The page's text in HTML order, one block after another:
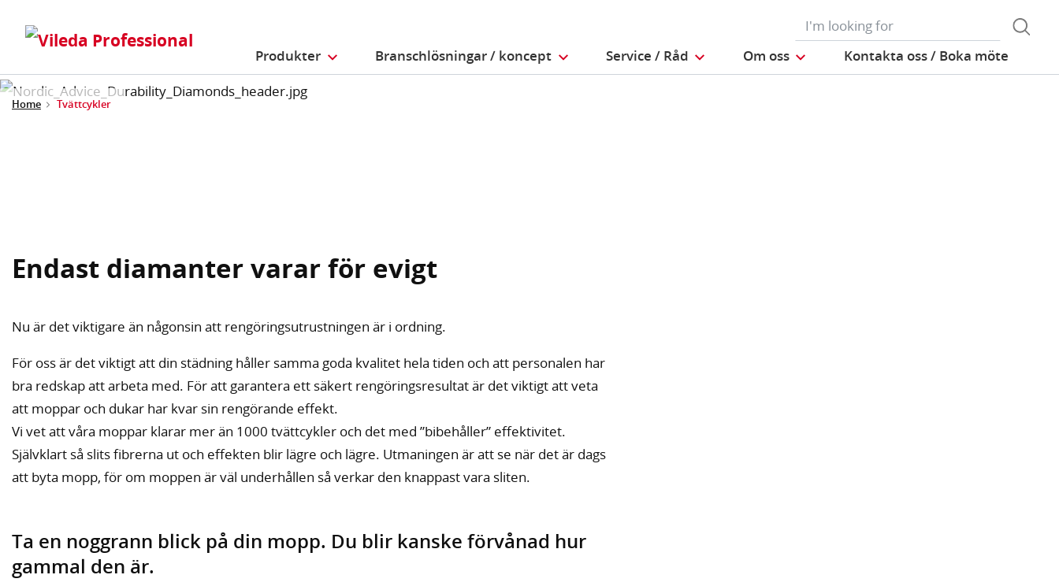
Produkter Branschlösningar / koncept Service / Råd Om oss Kontakta oss / Boka möte
Home Tvättcykler
Endast diamanter varar för evigt
Nu är det viktigare än någonsin att rengöringsutrustningen är i ordning.
För oss är det viktigt att din städning håller samma goda kvalitet hela tiden och att personalen har
bra redskap att arbeta med. För att garantera ett säkert rengöringsresultat är det viktigt att veta
att moppar och dukar har kvar sin rengörande effekt.
Vi vet att våra moppar klarar mer än 1000 tvättcykler och det med ”bibehåller” effektivitet.
Självklart så slits fibrerna ut och effekten blir lägre och lägre. Utmaningen är att se när det är dags
att byta mopp, för om moppen är väl underhållen så verkar den knappast vara sliten.
Ta en noggrann blick på din mopp. Du blir kanske förvånad hur
gammal den är.